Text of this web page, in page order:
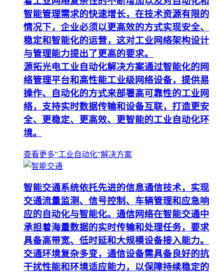
智能管理需求的快速增长，在技术资源有限的
情况下，企业必须以更高效的方式实现安全、
稳定和智能化的运营，这对工业网络架构设计
与管理能力提出了更高的要求。
源拓光电工业自动化解决方案通过智能化的网
络管理平台和高性能工业级网络设备，提供易
操作、自动化的方式来部署高可靠性的工业网
络，支持实时数据传输和设备互联，打造更安
全、更稳定、更高效、更智能的工业自动化环
境。
查看更多"工业自动化"解决方案
智能交通系统依托先进的信息通信技术，实现
交通流量监测、信号控制、车辆管理和应急响
应的自动化与智能化。通信网络在智能交通中
承担着海量数据的实时传输和处理任务，要求
具备高带宽、低时延和大规模设备接入能力。
交通环境复杂多变，通信设备需具备良好的抗
干扰性能和环境适应能力，以保障持续稳定的